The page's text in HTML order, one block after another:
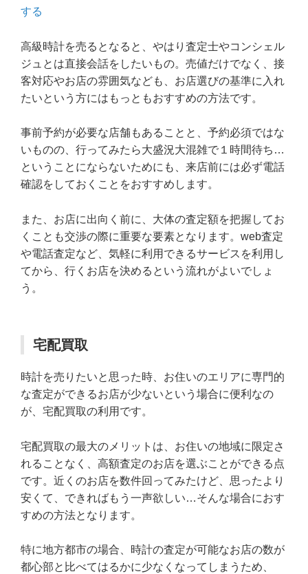
する
高級時計を売るとなると、やはり査定士やコンシェル
ジュとは直接会話をしたいもの。売値だけでなく、接
客対応やお店の雰囲気なども、お店選びの基準に入れ
たいという方にはもっともおすすめの方法です。
事前予約が必要な店舗もあることと、予約必須ではな
いものの、行ってみたら大盛況大混雑で１時間待ち…
ということにならないためにも、来店前には必ず電話
確認をしておくことをおすすめします。
また、お店に出向く前に、大体の査定額を把握してお
くことも交渉の際に重要な要素となります。web査定
や電話査定など、気軽に利用できるサービスを利用し
てから、行くお店を決めるという流れがよいでしょ
う。
宅配買取
時計を売りたいと思った時、お住いのエリアに専門的
な査定ができるお店が少ないという場合に便利なの
が、宅配買取の利用です。
宅配買取の最大のメリットは、お住いの地域に限定さ
れることなく、高額査定のお店を選ぶことができる点
です。近くのお店を数件回ってみたけど、思ったより
安くて、できればもう一声欲しい…そんな場合におす
すめの方法となります。
特に地方都市の場合、時計の査定が可能なお店の数が
都心部と比べてはるかに少なくなってしまうため、